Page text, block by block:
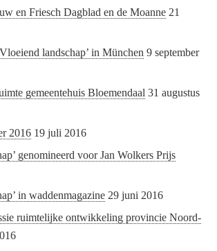
en Friesch Dagblad en de Moanne 21
landschap’ in München 9 september
gemeentehuis Bloemendaal 31 augustus
2016 19 juli 2016
genomineerd voor Jan Wolkers Prijs
in waddenmagazine 29 juni 2016
ruimtelijke ontwikkeling provincie Noord-